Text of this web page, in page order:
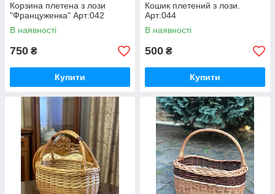
Корзина плетена з лози
"Француженка" Арт:042
В наявності
750 ₴
Купити
Кошик плетений з лози.
Арт:044
В наявності
500 ₴
Купити